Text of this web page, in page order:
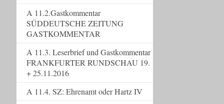
A 11.2.Gastkommentar
SÜDDEUTSCHE ZEITUNG
GASTKOMMENTAR
A 11.3. Leserbrief und Gastkommentar
FRANKFURTER RUNDSCHAU 19.
+ 25.11.2016
A 11.4. SZ: Ehrenamt oder Hartz IV